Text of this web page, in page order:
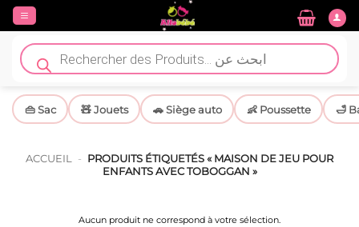
Passer
contenu
Recherche
de
produits
👜 Sac 🧸 Jouets 🚗 Siège auto 👶 Poussette 🛁
ACCUEIL - PRODUITS ÉTIQUETÉS « MAISON DE JEU POUR
ENFANTS AVEC TOBOGGAN »
Aucun produit ne correspond à votre sélection.